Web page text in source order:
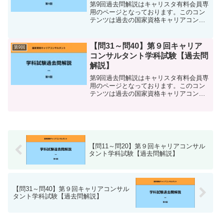
第9回過去問解説はキャリスタ有料会員専
用のページとなっております。このコン
テンツは過去の国家資格キャリアコンサ
ンスタディ内の学習ページ 語呂合わせな
どをまとめて...
第9回
【問31～問40】第９回キャリア
コンサルタント学科試験【過去問
解説】
第9回過去問解説はキャリスタ有料会員専
用のページとなっております。このコン
テンツは過去の国家資格キャリアコンサ
【問11～問20】第９回キャリアコンサル
タント学科試験【過去問解説】
【問31～問40】第９回キャリアコンサル
タント学科試験【過去問解説】